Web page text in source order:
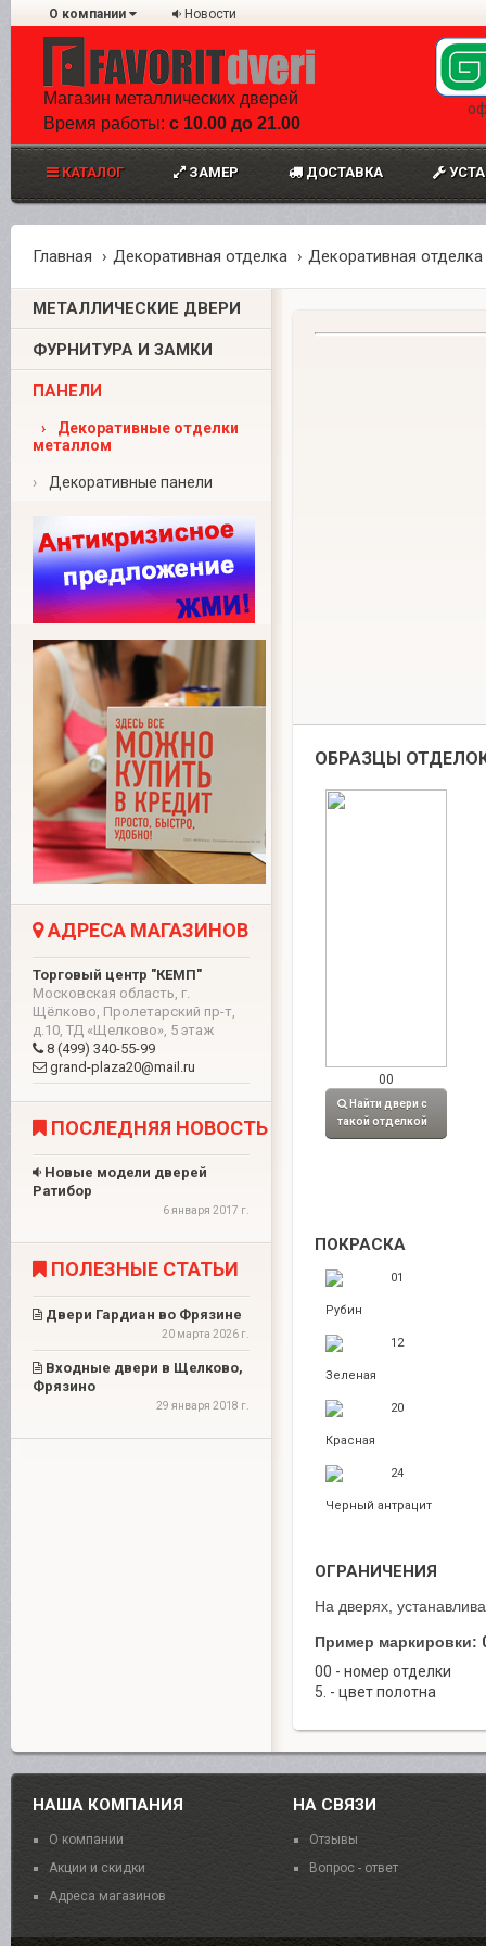
О компании Новости
Магазин металлических дверей
Время работы: с 10.00 до 21.00
КАТАЛОГ ЗАМЕР ДОСТАВКА
Главная Декоративная отделка Декоративная
МЕТАЛЛИЧЕСКИЕ ДВЕРИ
ФУРНИТУРА И ЗАМКИ
ПАНЕЛИ
›
Декоративные отделки
металлом
› Декоративные панели
АДРЕСА МАГАЗИНОВ
Торговый центр "КЕМП"
Московская область, г.
Щёлково, Пролетарский пр-т,
д.10, ТД «Щелково», 5 этаж
8 (499) 340-55-99
grand-plaza20@mail.ru
ПОСЛЕДНЯЯ НОВОСТЬ
Новые модели дверей
Ратибор
6 января 2017 г.
ПОЛЕЗНЫЕ СТАТЬИ
Двери Гардиан во Фрязине
20 марта 2026 г.
Входные двери в Щелково,
Фрязино
29 января 2018 г.
ОБРАЗЦЫ
00
Найти двери с
такой отделкой
ПОКРАСКА
01
Рубин
12
Зеленая
20
Красная
24
Черный антрацит
ОГРАНИЧЕНИЯ
На дверях,
Пример маркировки:
00 - номер отделки
5. - цвет полотна
НАША КОМПАНИЯ
О компании
Акции и скидки
Адреса магазинов
НА СВЯЗИ
Отзывы
Вопрос - ответ